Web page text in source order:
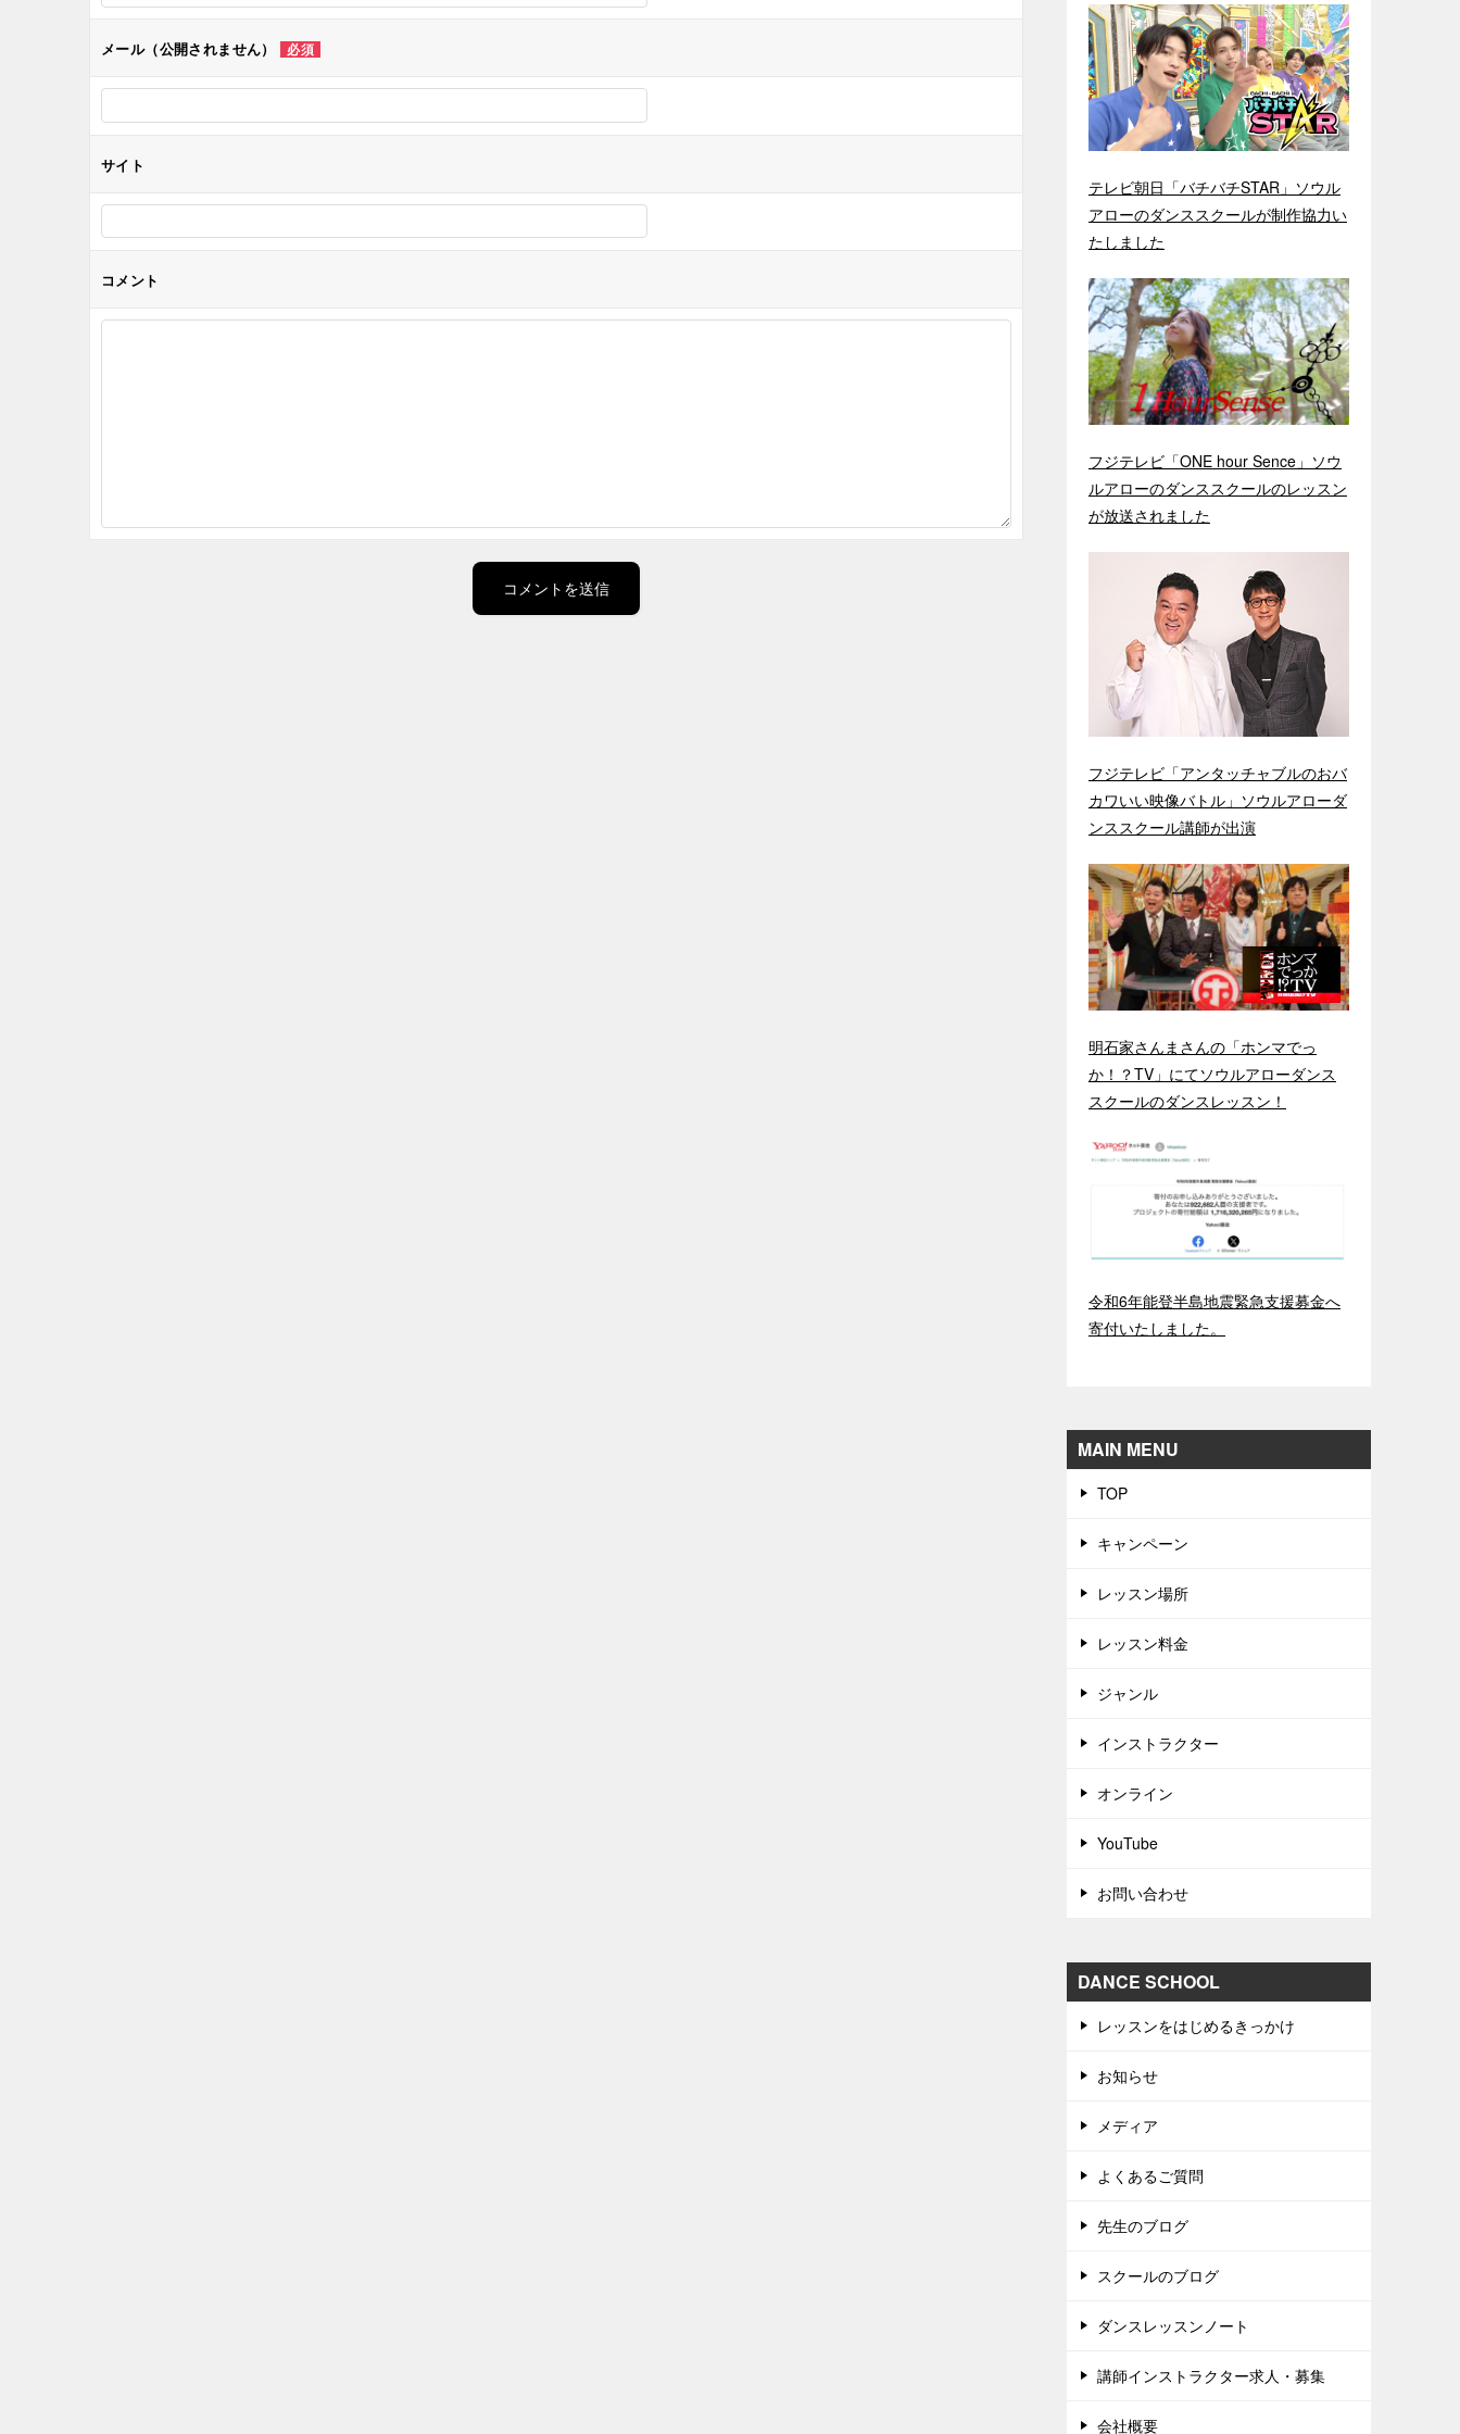
ン
メール（公開されません） 必須
サイト
コメント
テレビ朝日「バチバチSTAR」ソウル
アローのダンススクールが制作協力い
たしました
フジテレビ「ONE hour Sence」ソウ
ルアローのダンススクールのレッスン
が放送されました
フジテレビ「アンタッチャブルのおバ
カワいい映像バトル」ソウルアローダ
ンススクール講師が出演
明石家さんまさんの「ホンマでっ
か！？TV」にてソウルアローダンス
スクールのダンスレッスン！
令和6年能登半島地震緊急支援募金へ
寄付いたしました。
MAIN MENU
TOP
キャンペーン
レッスン場所
レッスン料金
ジャンル
インストラクター
オンライン
YouTube
お問い合わせ
DANCE SCHOOL
レッスンをはじめるきっかけ
お知らせ
メディア
よくあるご質問
先生のブログ
スクールのブログ
ダンスレッスンノート
講師インストラクター求人・募集
会社概要